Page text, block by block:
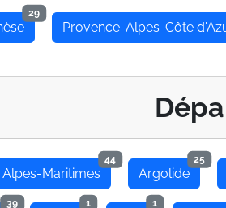
29
Provence-Alpes-Côte
Alpes-Maritimes
44
Argolide
25
39 1 1